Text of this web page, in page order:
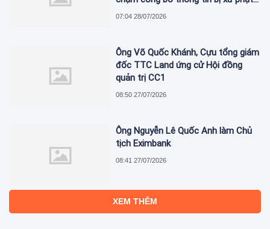
thuế
07:04 28/07/2026
Ông Võ Quốc Khánh, Cựu tổng giám
đốc TTC Land ứng cử Hội đồng
quản trị CC1
08:50 27/07/2026
Ông Nguyễn Lê Quốc Anh làm Chủ
tịch Eximbank
08:41 27/07/2026
XEM THÊM